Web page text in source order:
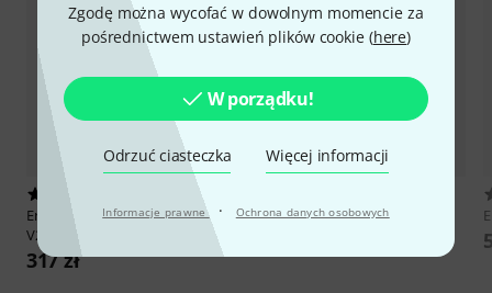
Zgodę można wycofać w dowolnym momencie za
pośrednictwem ustawień plików cookie (here)
W porządku!
Odrzuć ciasteczka Więcej informacji
Informacje prawne · Ochrona danych osobowych
Erica SynthsBlack Mixer/Splitter
V2
317 zł
Erica SynthsPico Mixer